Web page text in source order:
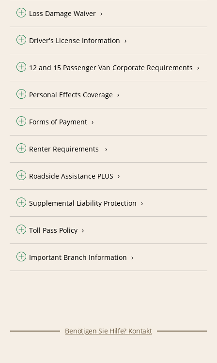
Loss Damage Waiver
Driver's License Information
12 and 15 Passenger Van Corporate Requirements
Personal Effects Coverage
Forms of Payment
Renter Requirements
Roadside Assistance PLUS
Supplemental Liability Protection
Toll Pass Policy
Important Branch Information
Benötigen Sie Hilfe? Kontakt